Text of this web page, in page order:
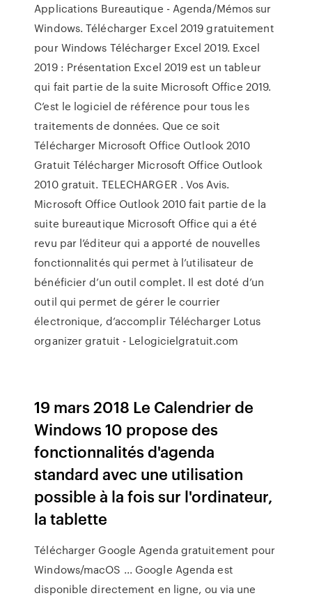
Applications Bureautique - Agenda/Mémos sur
Windows. Télécharger Excel 2019 gratuitement
pour Windows Télécharger Excel 2019. Excel
2019 : Présentation Excel 2019 est un tableur
qui fait partie de la suite Microsoft Office 2019.
C’est le logiciel de référence pour tous les
traitements de données. Que ce soit
Télécharger Microsoft Office Outlook 2010
Gratuit Télécharger Microsoft Office Outlook
2010 gratuit. TELECHARGER . Vos Avis.
Microsoft Office Outlook 2010 fait partie de la
suite bureautique Microsoft Office qui a été
revu par l’éditeur qui a apporté de nouvelles
fonctionnalités qui permet à l’utilisateur de
bénéficier d’un outil complet. Il est doté d’un
outil qui permet de gérer le courrier
électronique, d’accomplir Télécharger Lotus
organizer gratuit - Lelogicielgratuit.com
19 mars 2018 Le Calendrier de
Windows 10 propose des
fonctionnalités d'agenda
standard avec une utilisation
possible à la fois sur l'ordinateur,
la tablette
Télécharger Google Agenda gratuitement pour
Windows/macOS ... Google Agenda est
disponible directement en ligne, ou via une